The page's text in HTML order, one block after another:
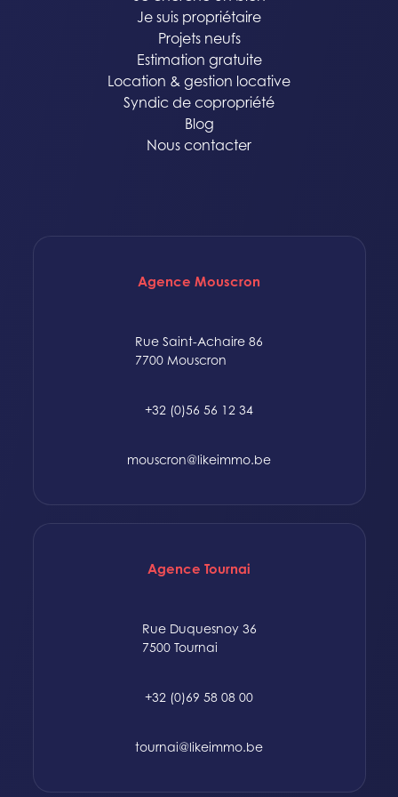
Je suis propriétaire
Projets neufs
Estimation gratuite
Location & gestion locative
Syndic de copropriété
Blog
Nous contacter
Agence Mouscron
Rue Saint-Achaire 86
7700 Mouscron
+32 (0)56 56 12 34
mouscron@likeimmo.be
Agence Tournai
Rue Duquesnoy 36
7500 Tournai
+32 (0)69 58 08 00
tournai@likeimmo.be